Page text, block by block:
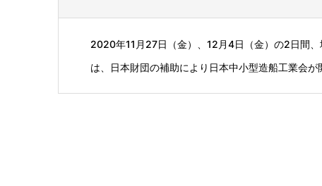
2020年11月27日（金）、12月4日（金）の2日間
は、日本財団の補助により日本中小型造船工業会